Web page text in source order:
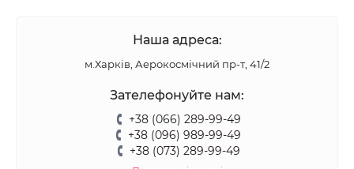
Наша адреса:
м.Харків, Аерокосмічний пр-т, 41/2
Зателефонуйте нам:
+38 (066) 289-99-49
+38 (096) 989-99-49
+38 (073) 289-99-49